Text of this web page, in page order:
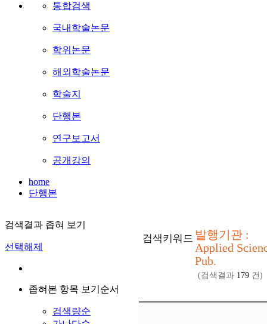
통합검색
국내학술논문
학위논문
해외학술논문
학술지
단행본
연구보고서
공개강의
home
단행본
검색결과 좁혀 보기
선택해제
좁혀본 항목 보기순서
검색량순
검색키워드 발행기관 :
Applied
Pub.
(검색결과 179 건)